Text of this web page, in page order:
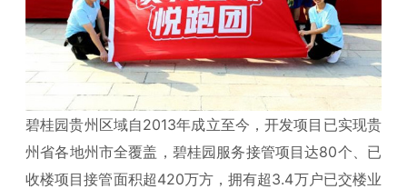
碧桂园贵州区域自2013年成立至今，开发项目已实现贵
州省各地州市全覆盖，碧桂园服务接管项目达80个、已
收楼项目接管面积超420万方，拥有超3.4万户已交楼业